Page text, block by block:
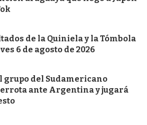
de la Quiniela y la Tómbola
6 de agosto de 2026
grupo del Sudamericano
ante Argentina y jugará